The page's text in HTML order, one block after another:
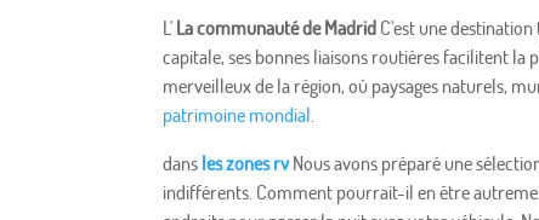
L' La communauté de Madrid C'est une
capitale, ses bonnes liaisons routières facilitent
merveilleux de la région, où paysages naturels,
patrimoine mondial.
dans les zones rvNous avons préparé une
indifférents. Comment pourrait-il en être